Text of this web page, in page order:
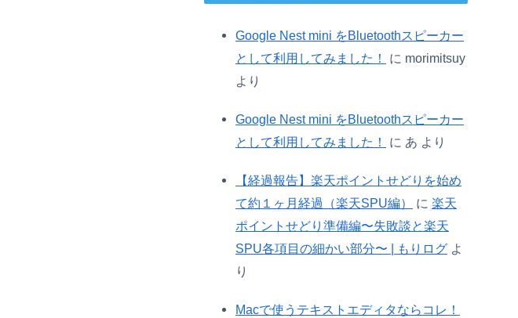
Google Nest mini をBluetoothスピーカー
として利用してみました！
に morimitsuy
より
Google Nest mini をBluetoothスピーカー
として利用してみました！
に あ より
【経過報告】楽天ポイントせどりを始め
て約１ヶ月経過（楽天SPU編）
に 楽天
ポイントせどり準備編〜失敗談と楽天
SPU各項目の細かい部分〜 | もりログ よ
り
Macで使うテキストエディタならコレ！